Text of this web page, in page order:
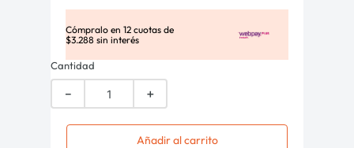
Cómpralo en 12 cuotas de
$3.288 sin interés
Cantidad
＋
－
Añadir al carrito